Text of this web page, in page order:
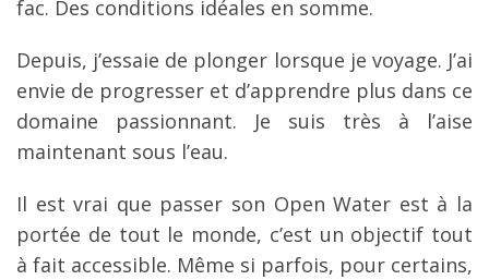
fac. Des conditions idéales en somme.
Depuis, j’essaie de plonger lorsque je voyage. J’ai
envie de progresser et d’apprendre plus dans ce
domaine passionnant. Je suis très à l’aise
maintenant sous l’eau.
Il est vrai que passer son Open Water est à la
portée de tout le monde, c’est un objectif tout
à fait accessible. Même si parfois, pour certains,